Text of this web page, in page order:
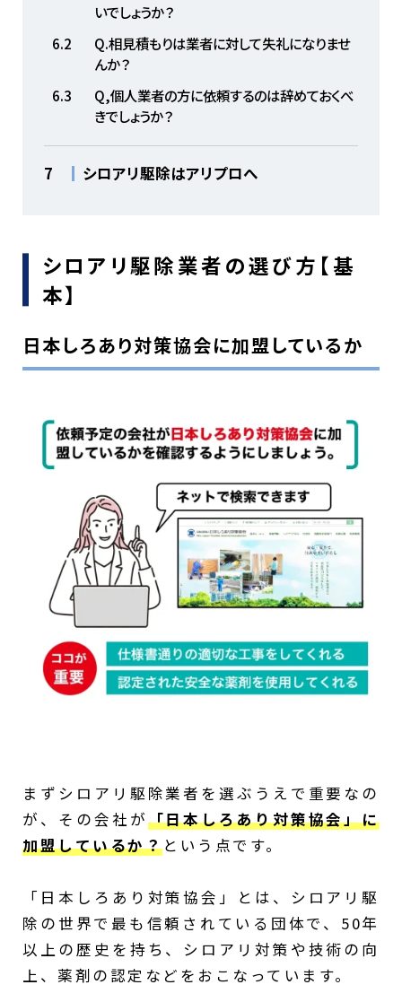
いでしょうか？
6.2
Q.相見積もりは業者に対して失礼になりませ
んか？
6.3
Q,個人業者の方に依頼するのは辞めておくべ
きでしょうか？
7 シロアリ駆除はアリプロへ
シロアリ駆除業者の選び方【基
本】
日本しろあり対策協会に加盟しているか
まずシロアリ駆除業者を選ぶうえで重要なの
が、その会社が「日本しろあり対策協会」に
加盟しているか？という点です。
「日本しろあり対策協会」とは、シロアリ駆
除の世界で最も信頼されている団体で、50年
以上の歴史を持ち、シロアリ対策や技術の向
上、薬剤の認定などをおこなっています。